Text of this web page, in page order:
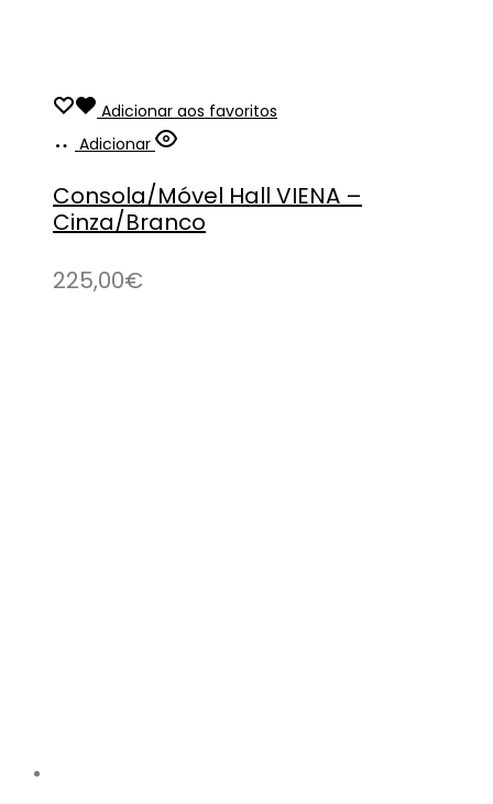
Adicionar aos favoritos
Adicionar
Consola/Móvel Hall VIENA –
Cinza/Branco
225,00€